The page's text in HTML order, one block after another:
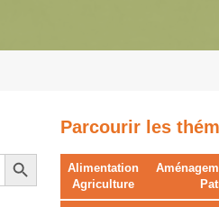
Search Button
Parcourir les
Alimentation
Agriculture